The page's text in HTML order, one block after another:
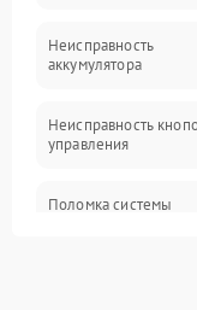
Неисправность
аккумулятора
Неисправность
управления
Поломка системы